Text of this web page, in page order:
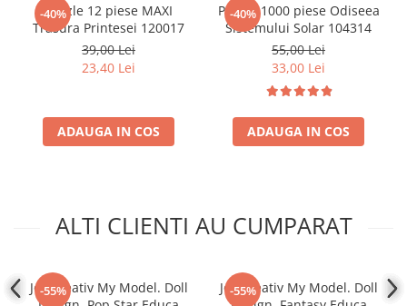
Comic Books (Benzi Desenate)
Trading Card Games
DragonBallZ
Yu Gi Oh
Pokemon TCG
Cardfight!! Vanguard
Flesh and Blood
-40%
Puzzle 12 piese MAXI
Trasura Printesei 120017
39,00 Lei
23,40 Lei
ADAUGA IN COS
-40%
Puzzle 1000 piese Odiseea
Sistemului Solar 104314
55,00 Lei
33,00 Lei
ADAUGA IN COS
ALTI CLIENTI AU CUMPARAT
-55%
Joc Creativ My Model. Doll
-55%
Joc Creativ My Model. Doll